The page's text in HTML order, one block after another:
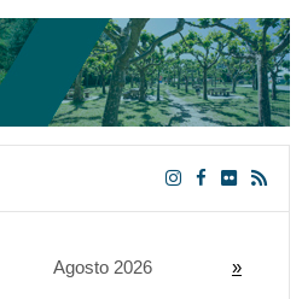
Agosto 2026 »